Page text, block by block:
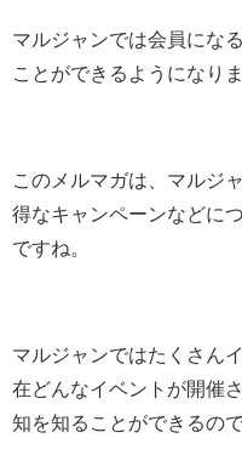
マルジャンでは会員になる
ことができるようになりま
このメルマガは、マルジ
得なキャンペーンなどに
ですね。
マルジャンではたくさん
在どんなイベントが開催
知を知ることができるので